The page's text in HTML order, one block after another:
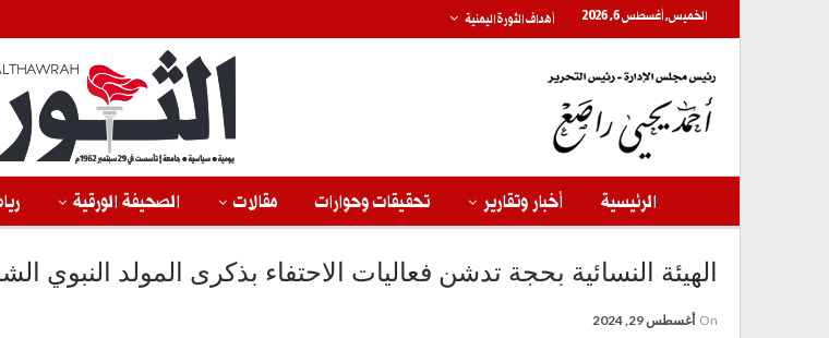
الخميس, أغسطس 6, 2026 أهداف الثورة اليمنية
الرئيسية أخبار وتقارير تحقيقات وحوارات مقالات الصحيفة الورقية
الهيئة النسائية بحجة تدشن فعاليات الاحتفاء بذكرى المولد النبوي
On أغسطس 29, 2024